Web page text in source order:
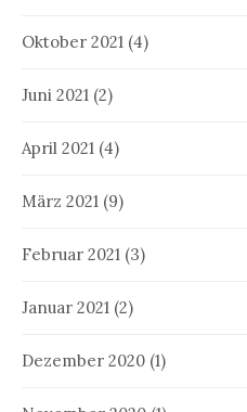
Oktober 2021 (4)
Juni 2021 (2)
April 2021 (4)
März 2021 (9)
Februar 2021 (3)
Januar 2021 (2)
Dezember 2020 (1)